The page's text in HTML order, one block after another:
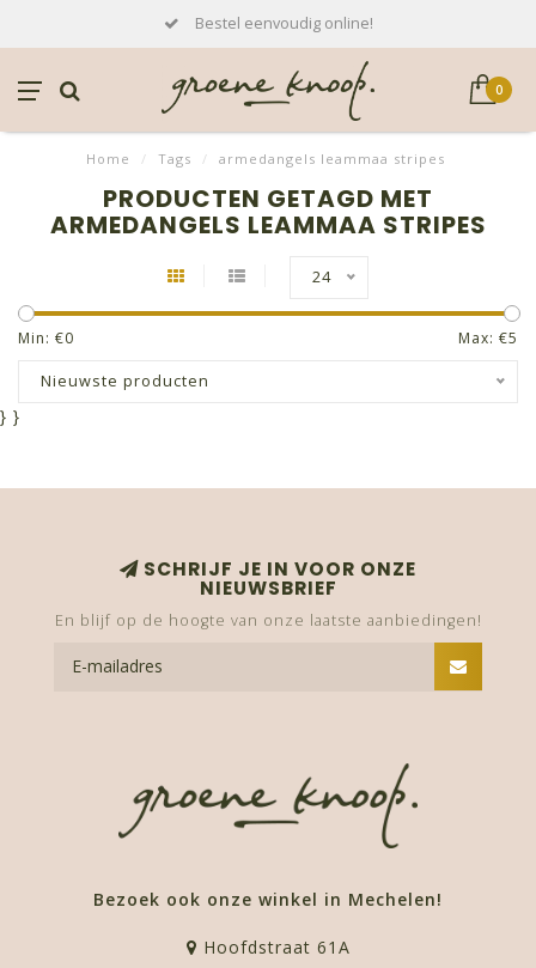
Bestel eenvoudig online!
0
Home / Tags / armedangels leammaa stripes
PRODUCTEN GETAGD MET
ARMEDANGELS LEAMMAA STRIPES
24
Min: €0 Max: €5
Nieuwste producten
} }
SCHRIJF JE IN VOOR ONZE
NIEUWSBRIEF
En blijf op de hoogte van onze laatste aanbiedingen!
Bezoek ook onze winkel in Mechelen!
Hoofdstraat 61A